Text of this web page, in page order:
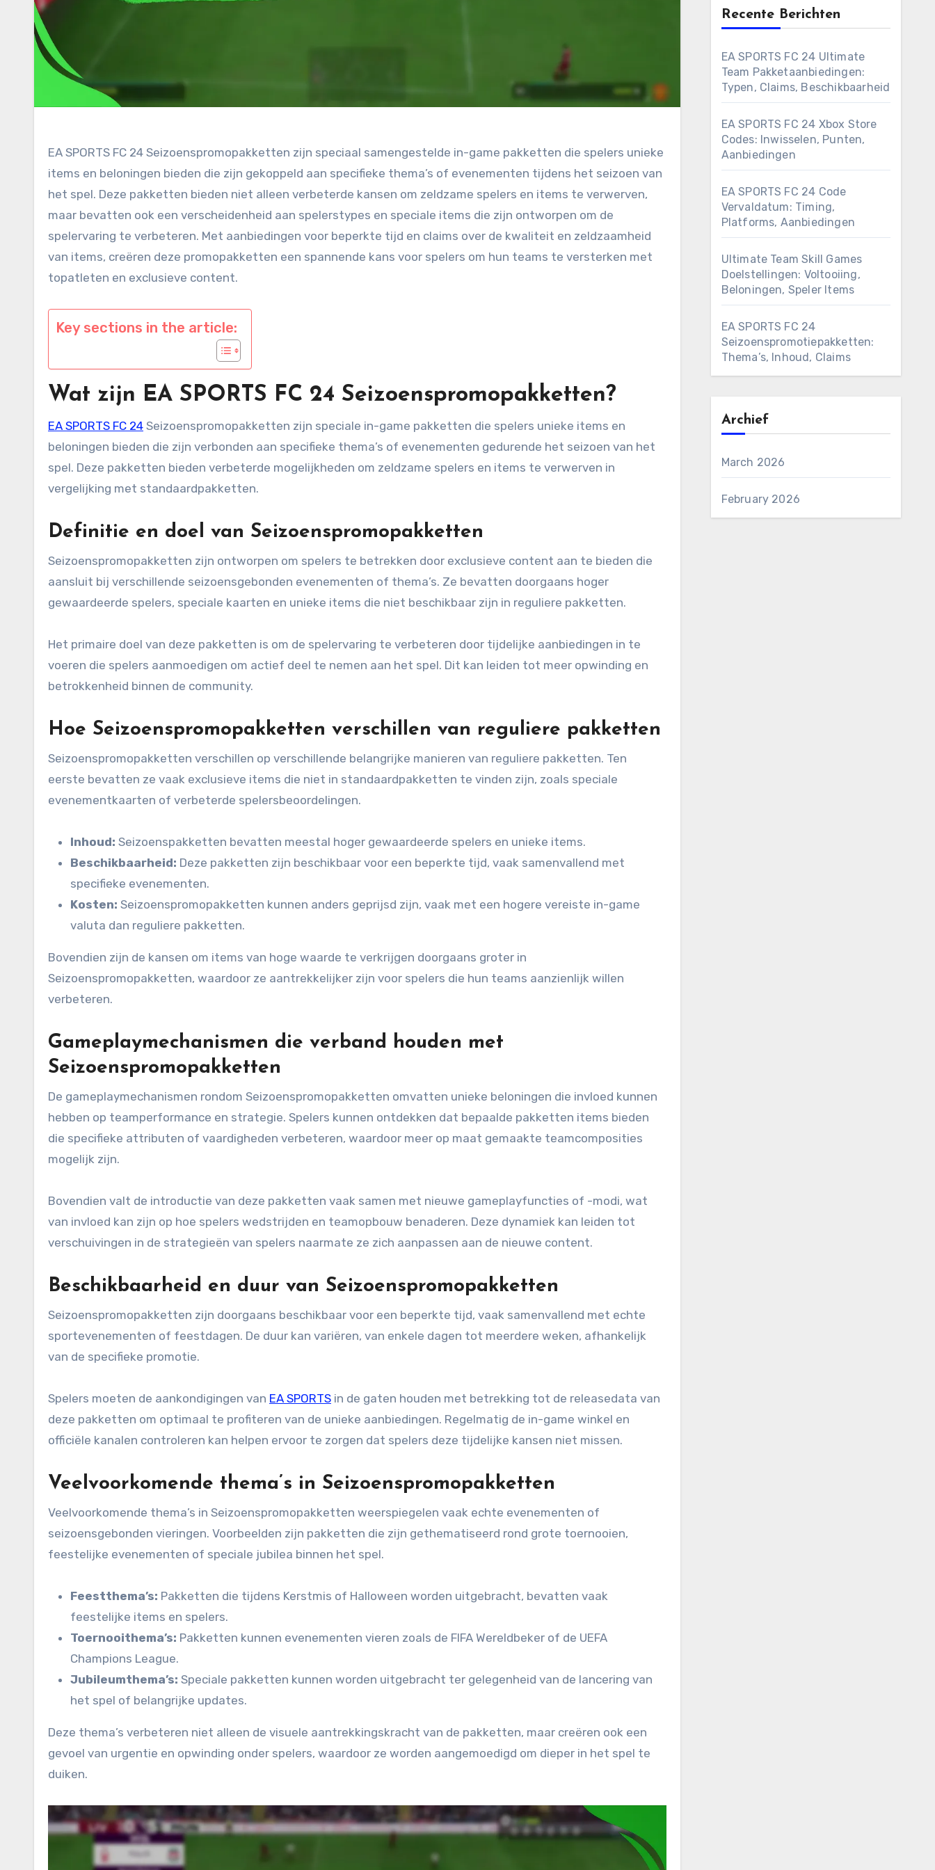
EA SPORTS FC 24 Seizoenspromopakketten zijn speciaal samengestelde in-game pakketten die spelers unieke
items en beloningen bieden die zijn gekoppeld aan specifieke thema’s of evenementen tijdens het seizoen van
het spel. Deze pakketten bieden niet alleen verbeterde kansen om zeldzame spelers en items te verwerven,
maar bevatten ook een verscheidenheid aan spelerstypes en speciale items die zijn ontworpen om de
spelervaring te verbeteren. Met aanbiedingen voor beperkte tijd en claims over de kwaliteit en zeldzaamheid
van items, creëren deze promopakketten een spannende kans voor spelers om hun teams te versterken met
topatleten en exclusieve content.
Key sections in the article:
Wat zijn EA SPORTS FC 24 Seizoenspromopakketten?
EA SPORTS FC 24 Seizoenspromopakketten zijn speciale in-game pakketten die spelers unieke items en
beloningen bieden die zijn verbonden aan specifieke thema’s of evenementen gedurende het seizoen van het
spel. Deze pakketten bieden verbeterde mogelijkheden om zeldzame spelers en items te verwerven in
vergelijking met standaardpakketten.
Definitie en doel van Seizoenspromopakketten
Seizoenspromopakketten zijn ontworpen om spelers te betrekken door exclusieve content aan te bieden die
aansluit bij verschillende seizoensgebonden evenementen of thema’s. Ze bevatten doorgaans hoger
gewaardeerde spelers, speciale kaarten en unieke items die niet beschikbaar zijn in reguliere pakketten.
Het primaire doel van deze pakketten is om de spelervaring te verbeteren door tijdelijke aanbiedingen in te
voeren die spelers aanmoedigen om actief deel te nemen aan het spel. Dit kan leiden tot meer opwinding en
betrokkenheid binnen de community.
Hoe Seizoenspromopakketten verschillen van reguliere pakketten
Seizoenspromopakketten verschillen op verschillende belangrijke manieren van reguliere pakketten. Ten
eerste bevatten ze vaak exclusieve items die niet in standaardpakketten te vinden zijn, zoals speciale
evenementkaarten of verbeterde spelersbeoordelingen.
Inhoud: Seizoenspakketten bevatten meestal hoger gewaardeerde spelers en unieke items.
Beschikbaarheid: Deze pakketten zijn beschikbaar voor een beperkte tijd, vaak samenvallend met
specifieke evenementen.
Kosten: Seizoenspromopakketten kunnen anders geprijsd zijn, vaak met een hogere vereiste in-game
valuta dan reguliere pakketten.
Bovendien zijn de kansen om items van hoge waarde te verkrijgen doorgaans groter in
Seizoenspromopakketten, waardoor ze aantrekkelijker zijn voor spelers die hun teams aanzienlijk willen
verbeteren.
Gameplaymechanismen die verband houden met
Seizoenspromopakketten
De gameplaymechanismen rondom Seizoenspromopakketten omvatten unieke beloningen die invloed kunnen
hebben op teamperformance en strategie. Spelers kunnen ontdekken dat bepaalde pakketten items bieden
die specifieke attributen of vaardigheden verbeteren, waardoor meer op maat gemaakte teamcomposities
mogelijk zijn.
Bovendien valt de introductie van deze pakketten vaak samen met nieuwe gameplayfuncties of -modi, wat
van invloed kan zijn op hoe spelers wedstrijden en teamopbouw benaderen. Deze dynamiek kan leiden tot
verschuivingen in de strategieën van spelers naarmate ze zich aanpassen aan de nieuwe content.
Beschikbaarheid en duur van Seizoenspromopakketten
Seizoenspromopakketten zijn doorgaans beschikbaar voor een beperkte tijd, vaak samenvallend met echte
sportevenementen of feestdagen. De duur kan variëren, van enkele dagen tot meerdere weken, afhankelijk
van de specifieke promotie.
Spelers moeten de aankondigingen van EA SPORTS in de gaten houden met betrekking tot de releasedata van
deze pakketten om optimaal te profiteren van de unieke aanbiedingen. Regelmatig de in-game winkel en
officiële kanalen controleren kan helpen ervoor te zorgen dat spelers deze tijdelijke kansen niet missen.
Veelvoorkomende thema’s in Seizoenspromopakketten
Veelvoorkomende thema’s in Seizoenspromopakketten weerspiegelen vaak echte evenementen of
seizoensgebonden vieringen. Voorbeelden zijn pakketten die zijn gethematiseerd rond grote toernooien,
feestelijke evenementen of speciale jubilea binnen het spel.
Feestthema’s: Pakketten die tijdens Kerstmis of Halloween worden uitgebracht, bevatten vaak
feestelijke items en spelers.
Toernooithema’s: Pakketten kunnen evenementen vieren zoals de FIFA Wereldbeker of de UEFA
Champions League.
Jubileumthema’s: Speciale pakketten kunnen worden uitgebracht ter gelegenheid van de lancering van
het spel of belangrijke updates.
Deze thema’s verbeteren niet alleen de visuele aantrekkingskracht van de pakketten, maar creëren ook een
gevoel van urgentie en opwinding onder spelers, waardoor ze worden aangemoedigd om dieper in het spel te
duiken.
Recente Berichten
EA SPORTS FC 24 Ultimate
Team Pakketaanbiedingen:
Typen, Claims, Beschikbaarheid
EA SPORTS FC 24 Xbox Store
Codes: Inwisselen, Punten,
Aanbiedingen
EA SPORTS FC 24 Code
Vervaldatum: Timing,
Platforms, Aanbiedingen
Ultimate Team Skill Games
Doelstellingen: Voltooiing,
Beloningen, Speler Items
EA SPORTS FC 24
Seizoenspromotiepakketten:
Thema’s, Inhoud, Claims
Archief
March 2026
February 2026